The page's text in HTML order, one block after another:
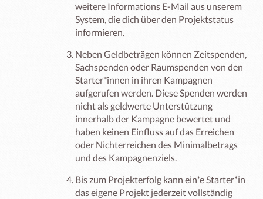
weitere Informations E-Mail aus unserem
System, die dich über den Projektstatus
informieren.
Neben Geldbeträgen können Zeitspenden,
Sachspenden oder Raumspenden von den
Starter*innen in ihren Kampagnen
aufgerufen werden. Diese Spenden werden
nicht als geldwerte Unterstützung
innerhalb der Kampagne bewertet und
haben keinen Einfluss auf das Erreichen
oder Nichterreichen des Minimalbetrags
und des Kampagnenziels.
Bis zum Projekterfolg kann ein*e Starter*in
das eigene Projekt jederzeit vollständig